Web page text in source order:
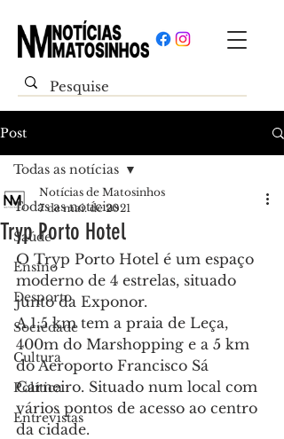
Post
Todas as notícias
Saúde
Ensino
Desporto
Sociedade
Cultura
Política
Entrevistas
Todas as notícias
Tryp Porto Hotel
Notícias de Matosinhos
7 de mai. de 2021
O Tryp Porto Hotel é um espaço
moderno de 4 estrelas, situado
junto da Exponor.
A 1,5 km tem a praia de Leça,
400m do Marshopping e a 5 km
do Aeroporto Francisco Sá
Carneiro. Situado num local com
vários pontos de acesso ao centro
da cidade.